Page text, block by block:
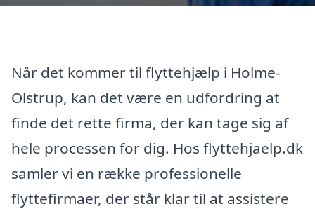
Når det kommer til flyttehjælp i Holme-
Olstrup, kan det være en udfordring at
finde det rette firma, der kan tage sig af
hele processen for dig. Hos flyttehjaelp.dk
samler vi en række professionelle
flyttefirmaer, der står klar til at assistere